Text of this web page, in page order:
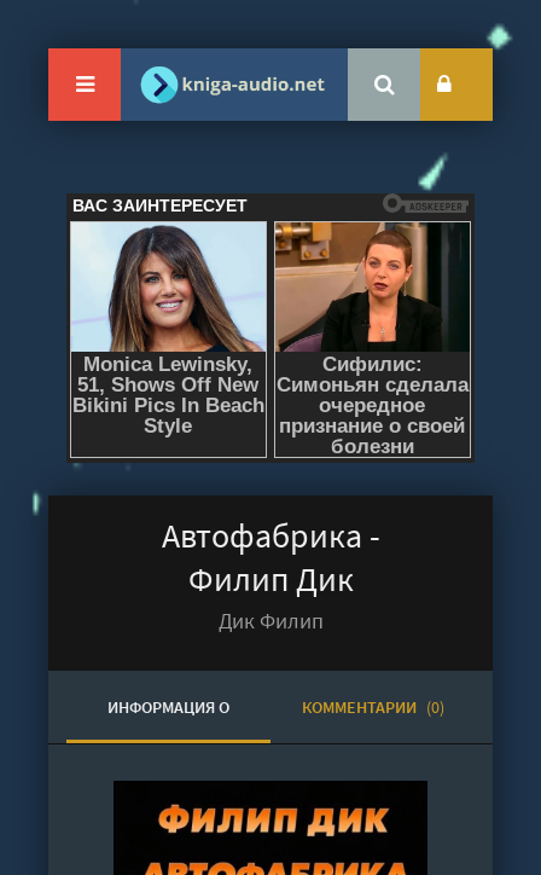
Автофабрика -
Филип Дик
Дик Филип
ИНФОРМАЦИЯ О
АУДИОКНИГЕ
КОММЕНТАРИИ (0)